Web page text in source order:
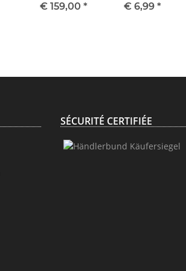
cabas Sac
€ 159,00*
€ 6,99*
SÉCURITÉ CERTIFIÉE